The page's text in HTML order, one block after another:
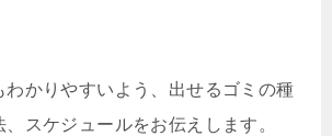
わかりやすいよう、出せるゴミの種
スケジュールをお伝えします。